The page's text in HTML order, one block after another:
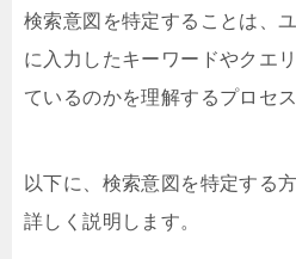
検索意図を特定することは、
に入力したキーワードやクエ
ているのかを理解するプロセス
以下に、検索意図を特定する
詳しく説明します。